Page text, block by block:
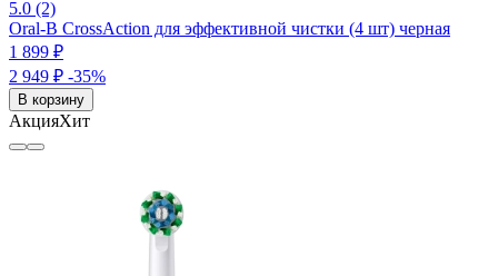
5.0 (2)
Oral-B CrossAction для эффективной чистки (4 шт) черная
1 899 ₽
2 949 ₽ -35%
В корзину
АкцияХит